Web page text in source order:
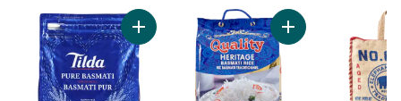
sauter Meilleures ventes
Ajouter Riz basmati Pure Original au panier
Ajouter Riz